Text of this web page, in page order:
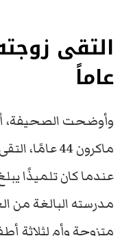
عاماً
وأوضحت الصحيفة،
متزوجة وأم لثلاثة